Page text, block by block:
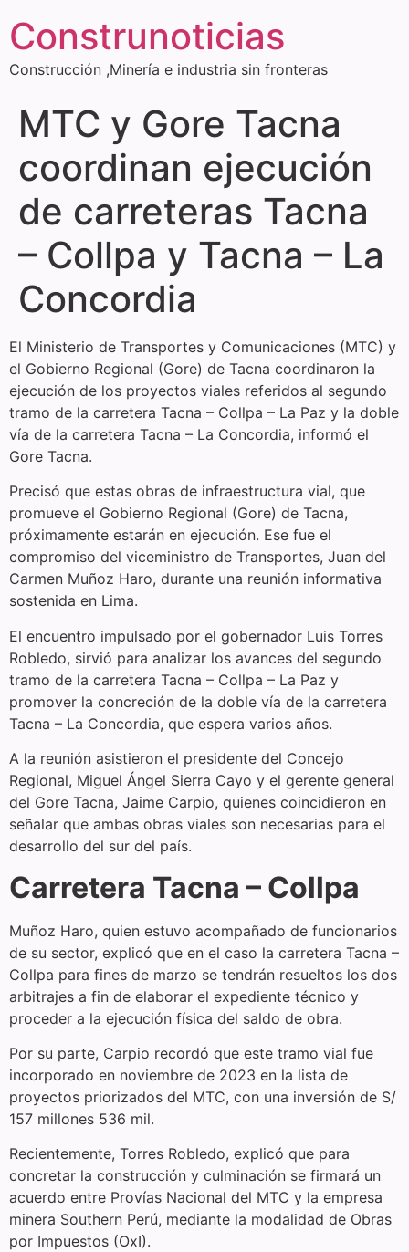
Construnoticias
Construcción ,Minería e industria sin fronteras
MTC y Gore Tacna
coordinan ejecución
de carreteras Tacna
– Collpa y Tacna – La
Concordia
El Ministerio de Transportes y Comunicaciones (MTC) y
el Gobierno Regional (Gore) de Tacna coordinaron la
ejecución de los proyectos viales referidos al segundo
tramo de la carretera Tacna – Collpa – La Paz y la doble
vía de la carretera Tacna – La Concordia, informó el
Gore Tacna.
Precisó que estas obras de infraestructura vial, que
promueve el Gobierno Regional (Gore) de Tacna,
próximamente estarán en ejecución. Ese fue el
compromiso del viceministro de Transportes, Juan del
Carmen Muñoz Haro, durante una reunión informativa
sostenida en Lima.
El encuentro impulsado por el gobernador Luis Torres
Robledo, sirvió para analizar los avances del segundo
tramo de la carretera Tacna – Collpa – La Paz y
promover la concreción de la doble vía de la carretera
Tacna – La Concordia, que espera varios años.
A la reunión asistieron el presidente del Concejo
Regional, Miguel Ángel Sierra Cayo y el gerente general
del Gore Tacna, Jaime Carpio, quienes coincidieron en
señalar que ambas obras viales son necesarias para el
desarrollo del sur del país.
Carretera Tacna – Collpa
Muñoz Haro, quien estuvo acompañado de funcionarios
de su sector, explicó que en el caso la carretera Tacna –
Collpa para fines de marzo se tendrán resueltos los dos
arbitrajes a fin de elaborar el expediente técnico y
proceder a la ejecución física del saldo de obra.
Por su parte, Carpio recordó que este tramo vial fue
incorporado en noviembre de 2023 en la lista de
proyectos priorizados del MTC, con una inversión de S/
157 millones 536 mil.
Recientemente, Torres Robledo, explicó que para
concretar la construcción y culminación se firmará un
acuerdo entre Provías Nacional del MTC y la empresa
minera Southern Perú, mediante la modalidad de Obras
por Impuestos (OxI).